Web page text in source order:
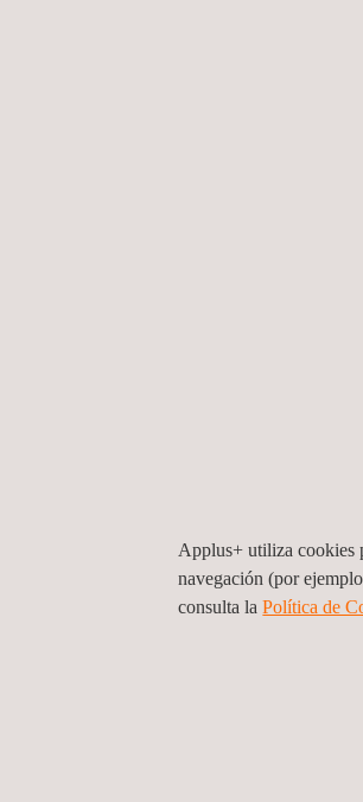
Servicio de
Applus+ utiliza cookies
navegación (por
consulta laPolítica de